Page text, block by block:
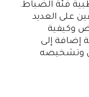
فئة الضباط.
على العديد
وكيفية
إضافة إلى
وتشخيصه